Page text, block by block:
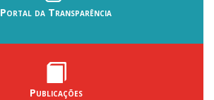
Portal da Transparência
Publicações